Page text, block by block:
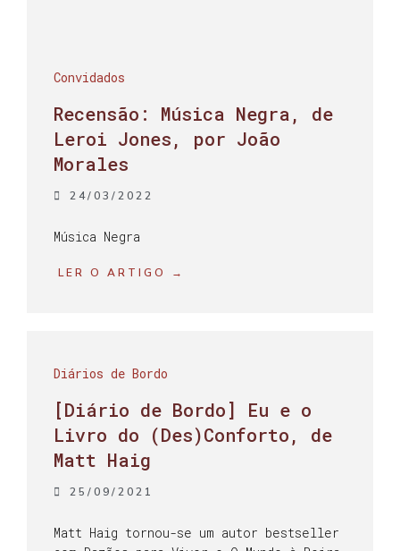
Convidados
Recensão: Música Negra, de
Leroi Jones, por João
Morales
24/03/2022
Música Negra
LER O ARTIGO →
Diários de Bordo
[Diário de Bordo] Eu e o
Livro do (Des)Conforto, de
Matt Haig
25/09/2021
Matt Haig tornou-se um autor bestseller